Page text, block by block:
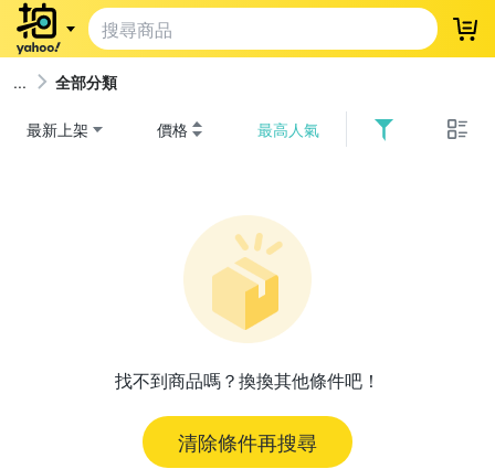
登
全部分類
最新上架 價格 最高人氣
找不到商品嗎？換換其他條件吧！
清除條件再搜尋